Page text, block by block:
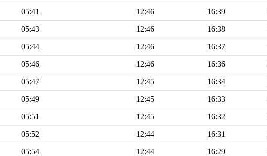
05:41 12:46 16:39
05:43 12:46 16:38
05:44 12:46 16:37
05:46 12:46 16:36
05:47 12:45 16:34
05:49 12:45 16:33
05:51 12:45 16:32
05:52 12:44 16:31
05:54 12:44 16:29